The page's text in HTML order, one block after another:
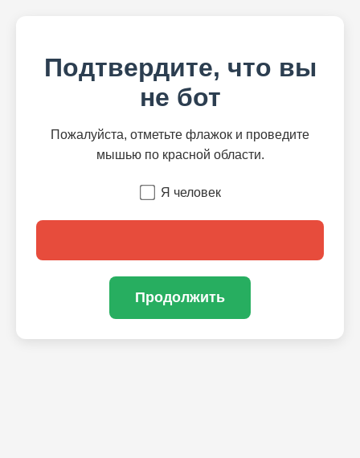
Подтвердите, что вы
не бот
Пожалуйста, отметьте флажок и проведите
мышью по красной области.
Я человек
Продолжить